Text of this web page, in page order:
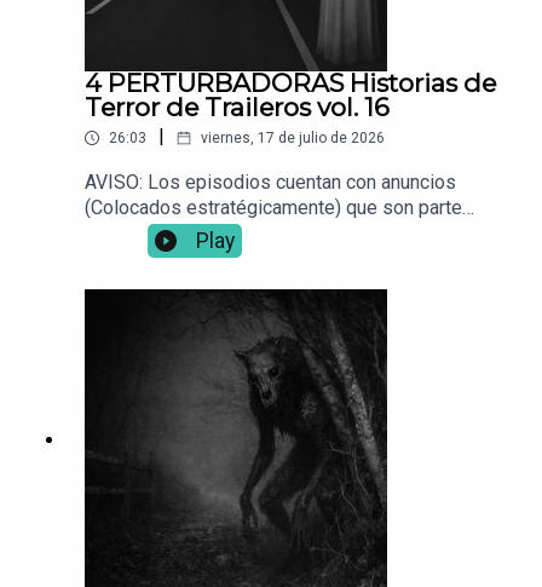
4 PERTURBADORAS Historias de
Terror de Traileros vol. 16
26:03 viernes, 17 de julio de 2026
AVISO: Los episodios cuentan con anuncios
(Colocados estratégicamente) que son parte
fundamental para que este proyecto siga en pie.
📌 ¿Tienes una experiencia paranormal? Envíala a:
Vocesdelabismo@gmail.com
Play